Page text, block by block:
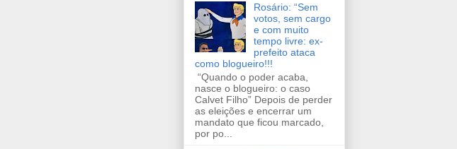
Rosário: “Sem
votos, sem cargo
e com muito
tempo livre: ex-
prefeito ataca
como blogueiro!!!
“Quando o poder acaba,
nasce o blogueiro: o caso
Calvet Filho” Depois de perder
as eleições e encerrar um
mandato que ficou marcado,
por po...